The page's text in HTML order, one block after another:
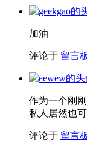
加油
评论于 留言
作为一个刚
私人居然也
评论于 留言